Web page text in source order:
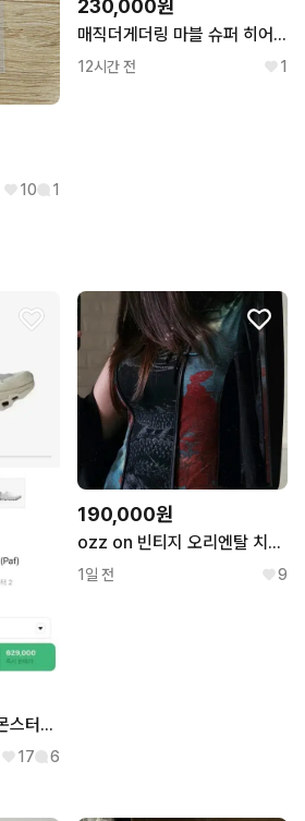
10 1
230,000원
매직더게더링 마블 슈퍼 히어로즈 플레이부스터 박스
12시간 전 1
온러닝 파프 클라우드몬스터2 문더스트 초크 (285) (극미중고)
17 6
190,000원
ozz on 빈티지 오리엔탈 치파오 원피스 화양연화
1일 전 9